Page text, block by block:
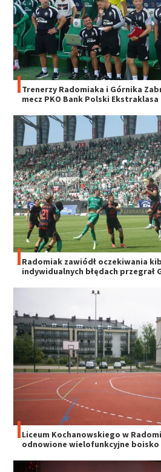
Trenerzy Radomiaka i Górnika
mecz PKO Bank Polski Ekstraklasa
Radomiak zawiódł oczekiwania
indywidualnych błędach przegrał
Liceum Kochanowskiego w
odnowione wielofunkcyjne boisko